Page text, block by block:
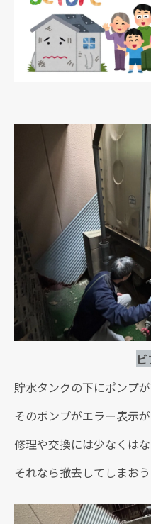
貯水タンクの下にポンプ
そのポンプがエラー表示
修理や交換には少なくは
それなら撤去してしまお